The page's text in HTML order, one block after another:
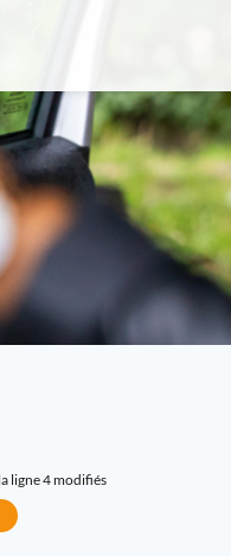
ligne 4 modifiés